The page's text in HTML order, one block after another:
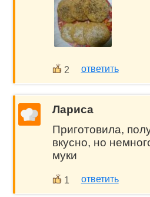
2 ответить
Лариса
Приготовила,
вкусно, но
муки
1 ответить